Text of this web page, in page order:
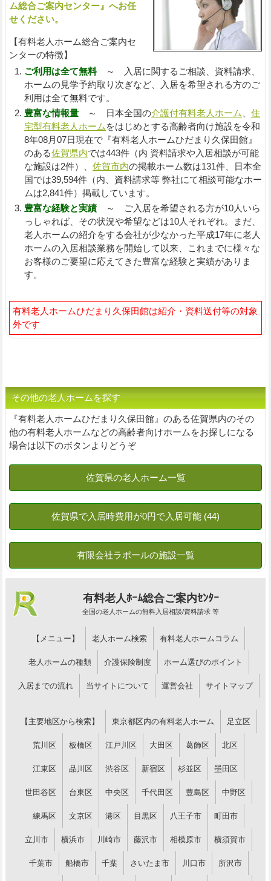
ム総合ご案内センター』へお任
せください。
【有料老人ホーム総合ご案内セ
ンターの特徴】
ご利用は全て無料～ 入居に関するご相談、資料請求、
ホームの見学予約取り次ぎなど、入居を希望される方のご
利用は全て無料です。
豊富な情報量～ 日本全国の介護付有料老人ホーム
住
宅型有料老人ホーム をはじめとする高齢者向け施設を令和
8年08月07日現在で『有料老人ホームひだまり久保田館』
のある佐賀県内では443件（内 資料請求や入居相談が可能
な施設は2件）、 佐賀市内の掲載ホーム数は131件、日本全
国では39,594件（内、資料請求等 弊社にて相談可能なホー
ムは2,841件）掲載しています。
豊富な経験と実績～ ご入居を希望される方が10人いら
っしゃれば、その状況や希望などは10人それぞれ。まだ、
老人ホームの紹介をする会社が少なかった平成17年に老人
ホームの入居相談業務を開始して以来、これまでに様々な
お客様のご要望に応えてきた豊富な経験と実績がありま
す。
有料老人ホームひだまり久保田館は紹介・資料送付等の対象
外です
その他の老人ホームを探す
『有料老人ホームひだまり久保田館』のある佐賀県内のその
他の有料老人ホームなどの高齢者向けホームをお探しになる
場合は以下のボタンよりどうぞ
有料老人ﾎｰﾑ総合ご案内ｾﾝﾀｰ
全国の老人ホームの無料入居相談/資料請求 等
【メニュー】 老人ホーム検索 有料老人ホームコラム
老人ホームの種類 介護保険制度 ホーム選びのポイント
入居までの流れ 当サイトについて 運営会社 サイトマップ
【主要地区から検索】 東京都区内の有料老人ホーム 足立区
荒川区 板橋区 江戸川区 大田区 葛飾区 北区
江東区 品川区 渋谷区 新宿区 杉並区 墨田区
世田谷区 台東区 中央区 千代田区 豊島区 中野区
練馬区 文京区 港区 目黒区 八王子市 町田市
立川市 横浜市 川崎市 藤沢市 相模原市 横須賀市
千葉市 船橋市 千葉 さいたま市 川口市 所沢市